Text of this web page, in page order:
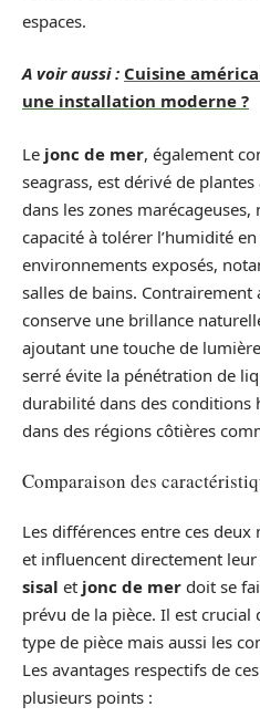
espaces.
A voir aussi : Cuisine
une installation moderne ?
Le jonc de mer, également
seagrass, est dérivé de
dans les zones
capacité à tolérer l’humidité
environnements exposés,
salles de bains. Contrairement
conserve une brillance
ajoutant une touche de
serré évite la pénétration de
durabilité dans des conditions
dans des régions côtières
Comparaison des
Les différences entre ces
et influencent directement
sisal et jonc de mer doit se
prévu de la pièce. Il est crucial
type de pièce mais aussi les
Les avantages respectifs de
plusieurs points :